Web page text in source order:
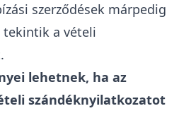
szerződések márpedig
a vételi
lehetnek, ha az
szándéknyilatkozatot